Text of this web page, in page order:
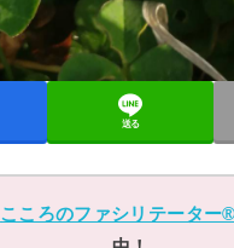
送る
こころのファシリテーター